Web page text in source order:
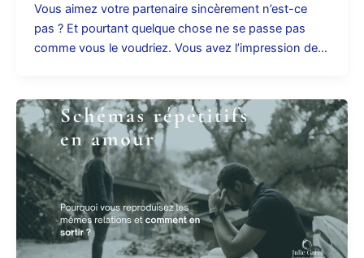
Vous aimez votre partenaire sincèrement n’est-ce
pas ? Et pourtant quelque chose ne se passe pas
comme vous le voudriez. Vous avez l’impression de…